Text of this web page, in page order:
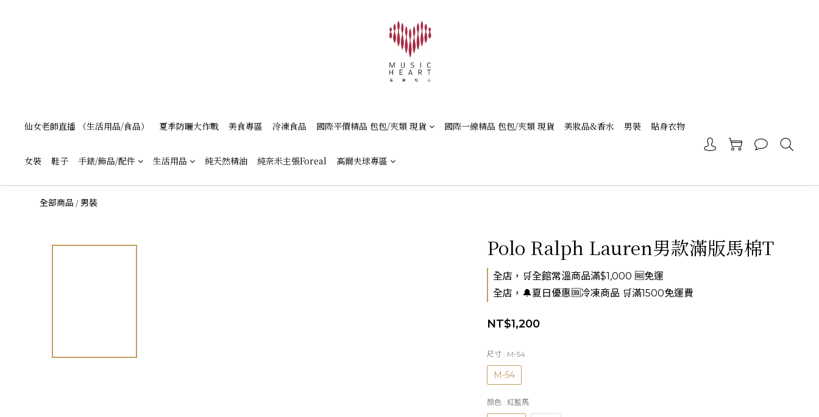
仙女老師直播 （生活用品/食品） 夏季防曬大作戰 美食專區 冷凍食品 國際平價精品 包包/夾類 現貨 國際一線精品 包包/夾類 現貨 美妝品&香水 男裝 貼身衣物
女裝 鞋子 手錶/飾品/配件 生活用品 純天然精油 純奈米主張Foreal 高爾夫球專區
全部商品 /男裝
Polo Ralph Lauren男款滿版馬棉T
全店，🛒全館常溫商品滿$1,000 🆓免運
全店，🔔夏日優惠🆒冷凍商品 🛒滿1500免運費
NT$1,200
尺寸 : M-54
M-54
顏色 : 紅藍馬